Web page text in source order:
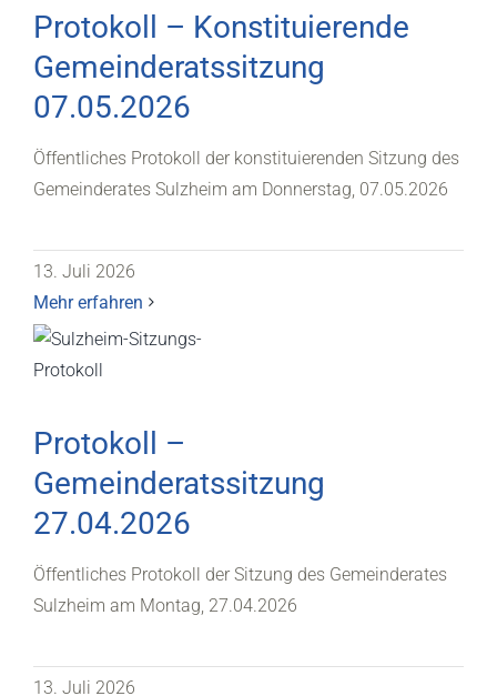
Protokoll – Konstituierende
Gemeinderatssitzung
07.05.2026
Öffentliches Protokoll der konstituierenden Sitzung des
Gemeinderates Sulzheim am Donnerstag, 07.05.2026
13. Juli 2026
Mehr erfahren
Protokoll –
Gemeinderatssitzung
27.04.2026
Öffentliches Protokoll der Sitzung des Gemeinderates
Sulzheim am Montag, 27.04.2026
13. Juli 2026